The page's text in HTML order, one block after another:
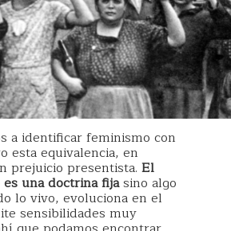
a identificar feminismo con
esta equivalencia, en
prejuicio presentista. El
una doctrina fijasino algo
lo vivo, evoluciona en el
sensibilidades muy